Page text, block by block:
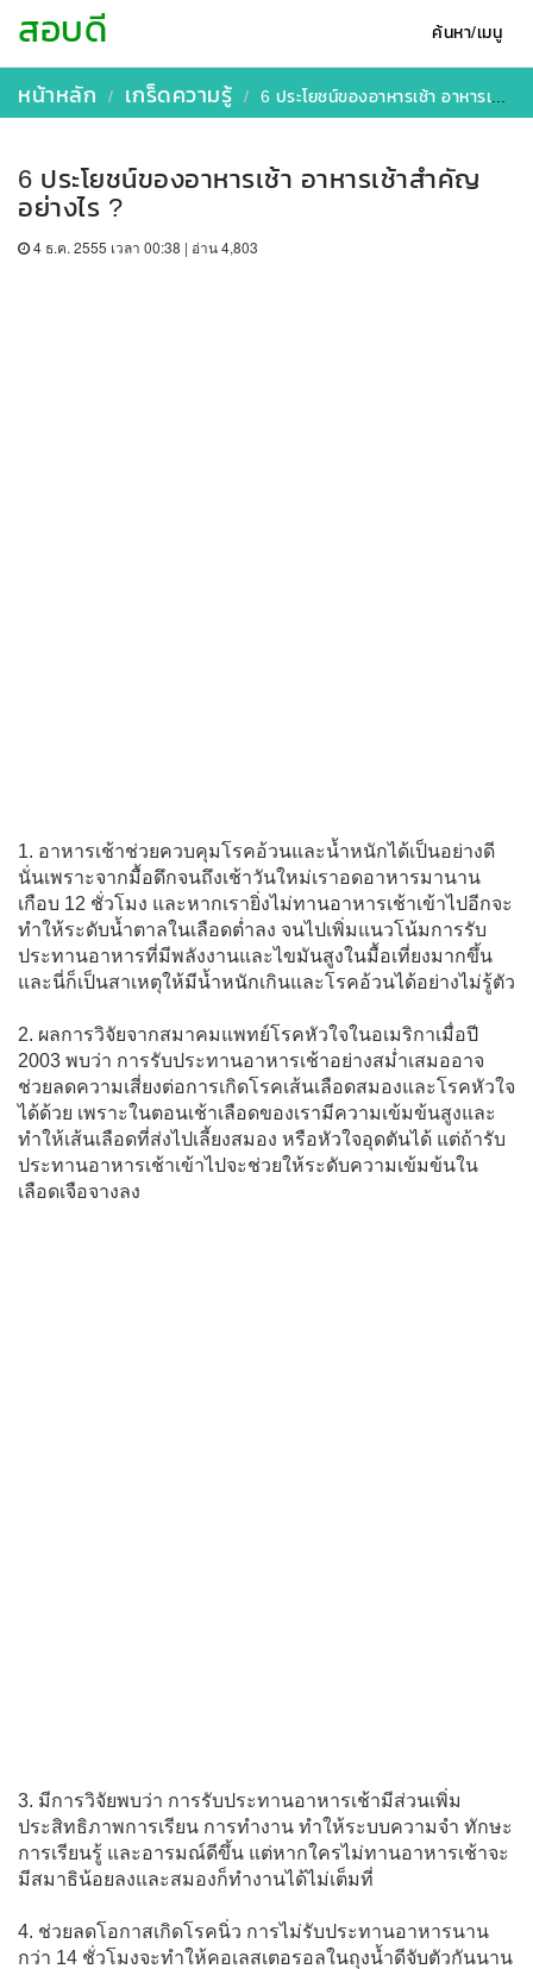
ค้นหา/เมนู
สอบดี
หน้าหลัก เกร็ดความรู้ 6 ประโยชน์ของอาหารเช้า อาหารเช้าสําคัญอย่างไร ?
6 ประโยชน์ของอาหารเช้า อาหารเช้าสําคัญ
อย่างไร ?
4 ธ.ค. 2555 เวลา 00:38 | อ่าน 4,803
1. อาหารเช้าช่วยควบคุมโรคอ้วนและน้ำหนักได้เป็นอย่างดี
นั่นเพราะจากมื้อดึกจนถึงเช้าวันใหม่เราอดอาหารมานาน
เกือบ 12 ชั่วโมง และหากเรายิ่งไม่ทานอาหารเช้าเข้าไปอีกจะ
ทำให้ระดับน้ำตาลในเลือดต่ำลง จนไปเพิ่มแนวโน้มการรับ
ประทานอาหารที่มีพลังงานและไขมันสูงในมื้อเที่ยงมากขึ้น
และนี่ก็เป็นสาเหตุให้มีน้ำหนักเกินและโรคอ้วนได้อย่างไม่รู้ตัว
2. ผลการวิจัยจากสมาคมแพทย์โรคหัวใจในอเมริกาเมื่อปี
2003 พบว่า การรับประทานอาหารเช้าอย่างสม่ำเสมออาจ
ช่วยลดความเสี่ยงต่อการเกิดโรคเส้นเลือดสมองและโรคหัวใจ
ได้ด้วย เพราะในตอนเช้าเลือดของเรามีความเข้มข้นสูงและ
ทำให้เส้นเลือดที่ส่งไปเลี้ยงสมอง หรือหัวใจอุดตันได้ แต่ถ้ารับ
ประทานอาหารเช้าเข้าไปจะช่วยให้ระดับความเข้มข้นใน
เลือดเจือจางลง
3. มีการวิจัยพบว่า การรับประทานอาหารเช้ามีส่วนเพิ่ม
ประสิทธิภาพการเรียน การทำงาน ทำให้ระบบความจำ ทักษะ
การเรียนรู้ และอารมณ์ดีขึ้น แต่หากใครไม่ทานอาหารเช้าจะ
มีสมาธิน้อยลงและสมองก็ทำงานได้ไม่เต็มที่
4. ช่วยลดโอกาสเกิดโรคนิ่ว การไม่รับประทานอาหารนาน
กว่า 14 ชั่วโมงจะทำให้คอเลสเตอรอลในถุงน้ำดีจับตัวกันนาน